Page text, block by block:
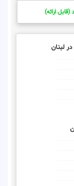
ارائه)
لبنان